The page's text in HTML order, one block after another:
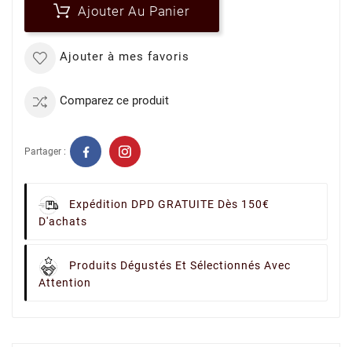
Ajouter Au Panier
Ajouter à mes favoris
Comparez ce produit
Partager :
Expédition DPD GRATUITE Dès 150€
D'achats
Produits Dégustés Et Sélectionnés Avec
Attention